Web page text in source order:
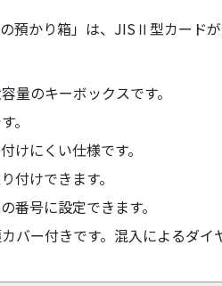
預かり箱」は、JISⅡ型カード
量のキーボックスです。
。
けにくい仕様です。
付けできます。
番号に設定できます。
バー付きです。混入によるダイ